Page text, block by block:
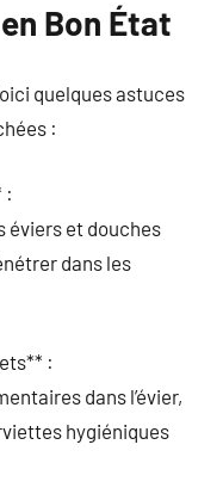
Bon État
quelques astuces
:
:
éviers et douches
dans les
:
dans l’évier,
hygiéniques